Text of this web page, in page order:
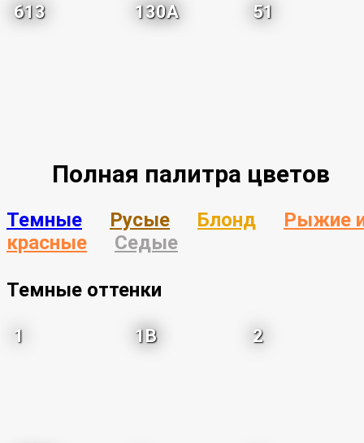
613 130A 51
Полная палитра цветов
Темные Русые Блонд
Рыжие
красные
Седые
Темные оттенки
1 1B 2